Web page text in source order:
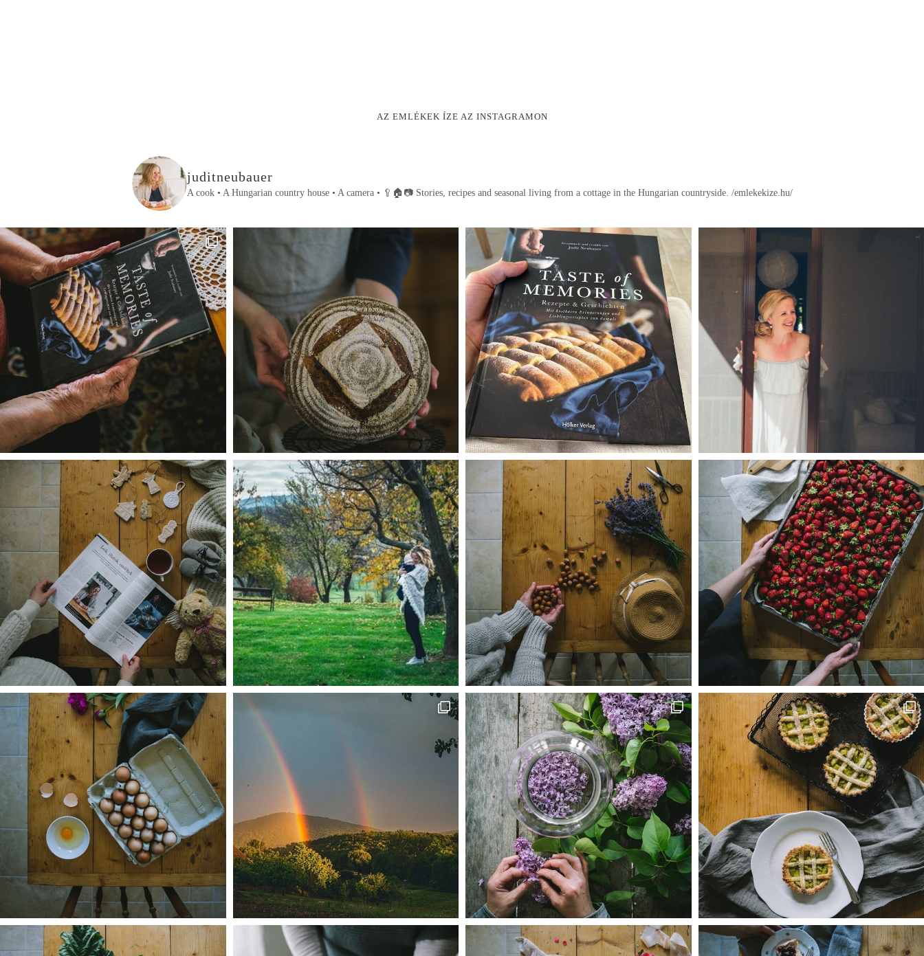
AZ EMLÉKEK ÍZE AZ INSTAGRAMON
juditneubauer
A cook • A Hungarian country house • A camera • 🥄🏠📷Stories, recipes and seasonal living from a cottage in the Hungarian countryside. /emlekekize.hu/